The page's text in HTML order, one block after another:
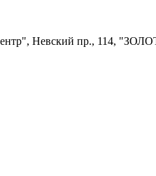
Невский пр., 114,